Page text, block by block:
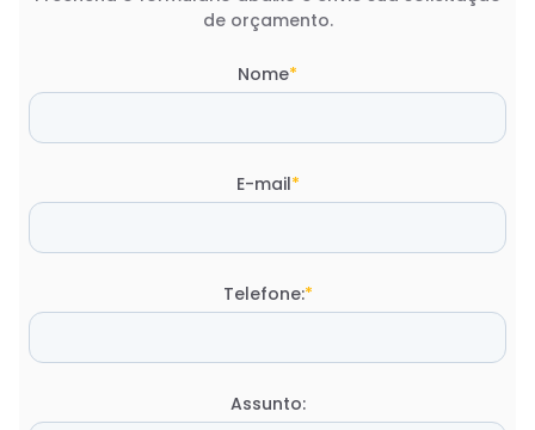
de orçamento.
Nome*
E-mail*
Telefone:*
Assunto: